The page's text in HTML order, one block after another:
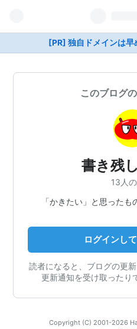
[PR] 独自ドメインは早
このブログ
書き残
13人
「かきたい」と思った
ログインし
読者になると、ブログの更
更新通知を受け取ったり
Copyright (C) 2001-2026